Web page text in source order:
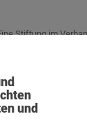
Stiftung im
und